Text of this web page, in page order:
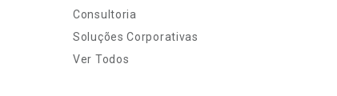
Consultoria
Soluções Corporativas
Ver Todos